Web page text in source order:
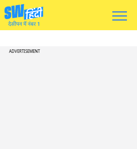
ADVERTISEMENT